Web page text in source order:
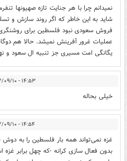
نمیدانم چرا با هر جنایت تازه صهیونها
شاید به این خاطر که اگر روند سازش و
فروش سعودی نبود فلسطین برای
عملیات غرور آفرینش نمیشد. حالا هم
یگانگی امت مسیری جز تنبیه ال سعود و
۱۴:۵۳ - ۱۴۰۲/۰۹/۱۰
خیلی بحاله
۱۴:۵۴ - ۱۴۰۲/۰۹/۱۰
غزه نمی‌تواند همه بار فلسطین را به
بدون فعال سازی کرانه -که چهل برابر غزه